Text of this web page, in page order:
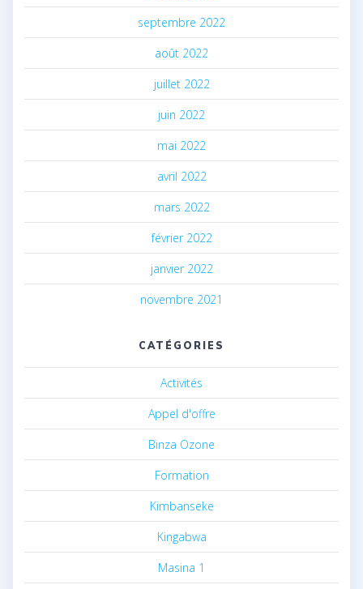
septembre 2022
août 2022
juillet 2022
juin 2022
mai 2022
avril 2022
mars 2022
février 2022
janvier 2022
novembre 2021
CATÉGORIES
Activités
Appel d'offre
Binza Ozone
Formation
Kimbanseke
Kingabwa
Masina 1